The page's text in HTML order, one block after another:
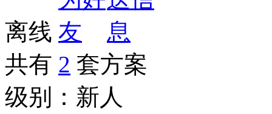
离线
共有 2 套方案
级别： 新人